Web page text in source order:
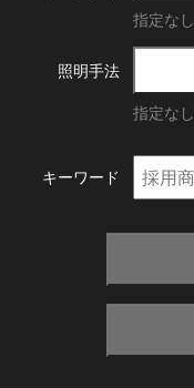
指定なし
照明手法
指定なし
キーワード